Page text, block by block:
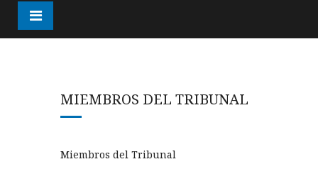
MIEMBROS DEL TRIBUNAL
Miembros del Tribunal